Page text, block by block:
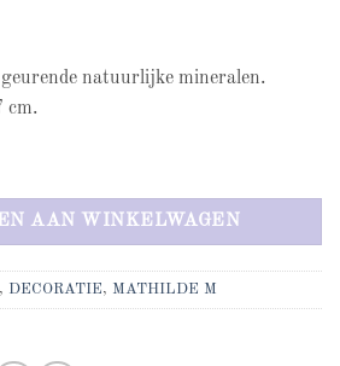
natuurlijke mineralen.
cm.
AAN WINKELWAGEN
, DECORATIE, MATHILDE M